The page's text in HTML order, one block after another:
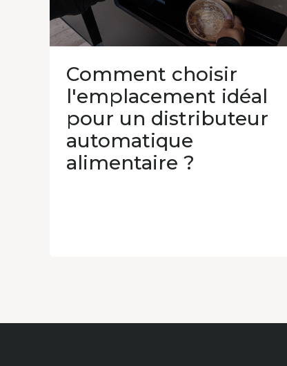
Comment choisir
l'emplacement idéal
pour un distributeur
automatique
alimentaire ?